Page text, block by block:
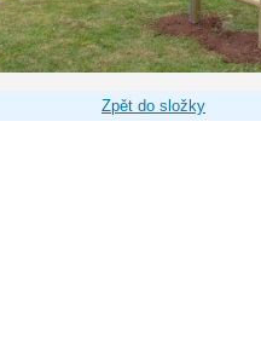
Zpět do složky